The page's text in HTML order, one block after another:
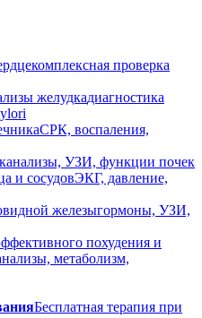
комплексная проверка
желудкадиагностика
СРК, воспаления,
анализы, УЗИ, функции почек
и сосудовЭКГ, давление,
железыгормоны, УЗИ,
похудения и
метаболизм,
Бесплатная терапия при